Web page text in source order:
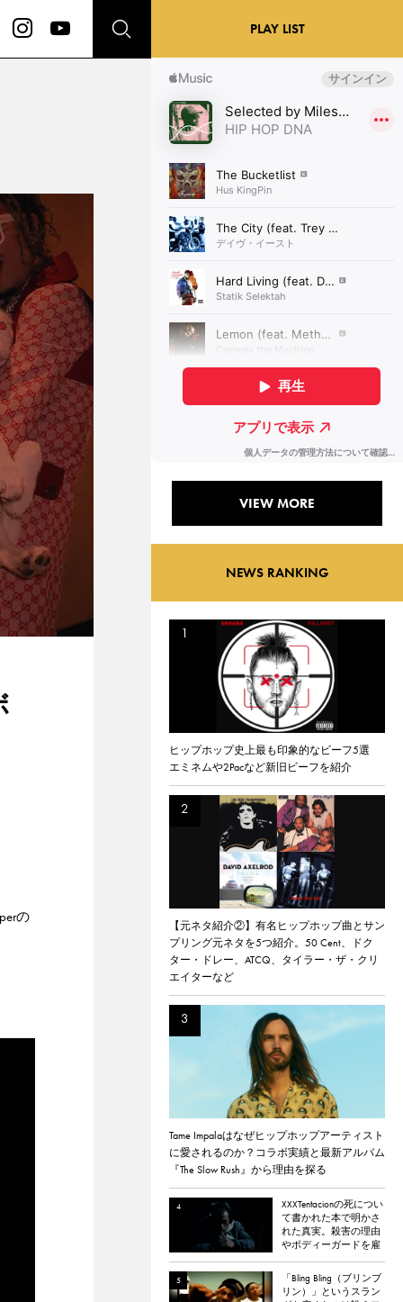
の
PLAY LIST
VIEW MORE
NEWS RANKING
ヒップホップ史上最も印象的なビーフ5選
エミネムや2Pacなど新旧ビーフを紹介
【元ネタ紹介②】有名ヒップホップ曲とサン
プリング元ネタを5つ紹介。50 Cent、ドク
ター・ドレー、ATCQ、タイラー・ザ・クリ
エイターなど
Tame Impalaはなぜヒップホップアーティスト
に愛されるのか？コラボ実績と最新アルバム
『The Slow Rush』から理由を探る
XXXTentacionの死につい
て書かれた本で明かさ
れた真実。殺害の理由
やボディーガードを雇
「Bling Bling（ブリンブ
リン）」というスラン